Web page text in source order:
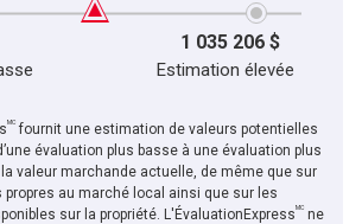
1 035 206 $
Estimation élevée
MCfournit une estimation de valeurs potentielles
évaluation plus basse à une évaluation plus
valeur marchande actuelle, de même que sur
propres au marché local ainsi que sur les
sur la propriété. L'ÉvaluationExpressMC ne